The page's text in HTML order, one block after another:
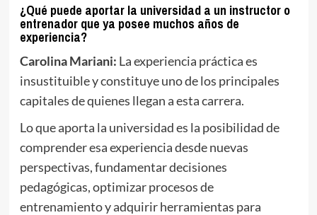
¿Qué puede aportar la universidad a un instructor o
entrenador que ya posee muchos años de
experiencia?
Carolina Mariani: La experiencia práctica es
insustituible y constituye uno de los principales
capitales de quienes llegan a esta carrera.
Lo que aporta la universidad es la posibilidad de
comprender esa experiencia desde nuevas
perspectivas, fundamentar decisiones
pedagógicas, optimizar procesos de
entrenamiento y adquirir herramientas para